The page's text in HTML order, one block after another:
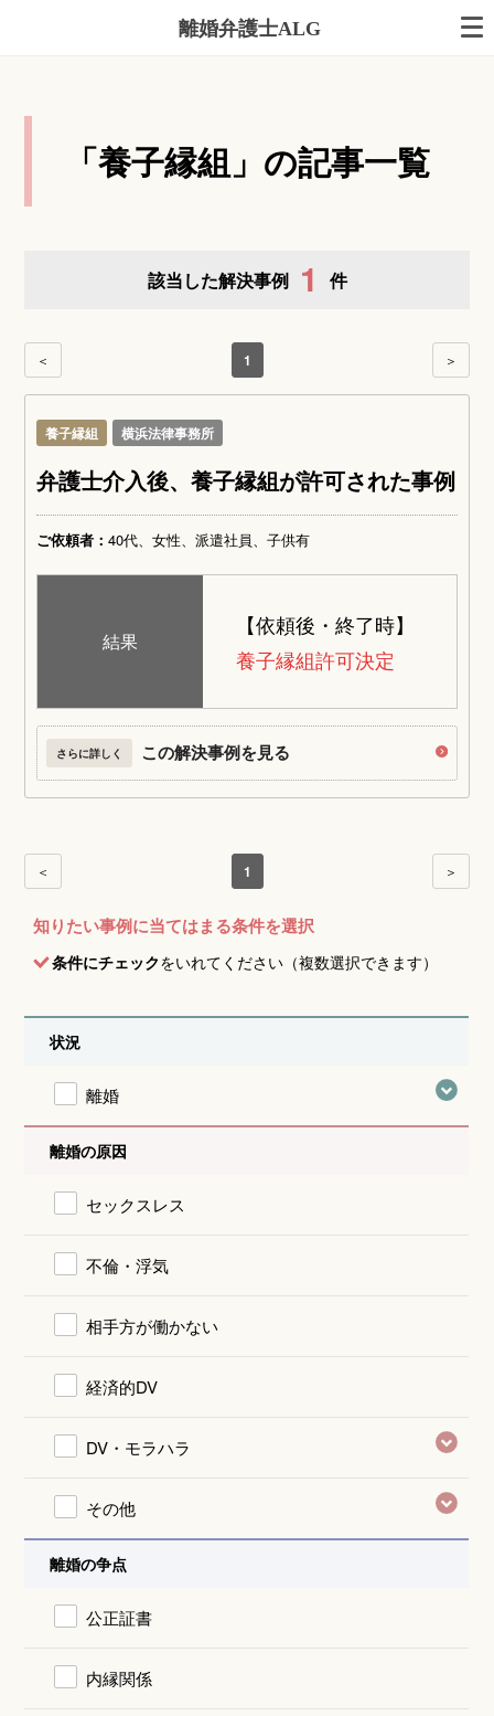
離婚弁護士ALG
「養子縁組」の記事一覧
該当した解決事例 1 件
＜ 1 ＞
養子縁組 横浜法律事務所
弁護士介入後、養子縁組が許可された事例
ご依頼者：40代、女性、派遣社員、子供有
結果
【依頼後・終了時】
養子縁組許可決定
さらに詳しく この解決事例を見る
＜ 1 ＞
知りたい事例に当てはまる条件を選択
条件にチェックをいれてください（複数選択できます）
状況
離婚
離婚の原因
セックスレス
不倫・浮気
相手方が働かない
経済的DV
DV・モラハラ
その他
離婚の争点
公正証書
内縁関係